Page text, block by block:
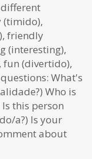
(timido),
friendly
(interesting),
fun (divertido),
What's
Who is
this person
a?) Is your
about